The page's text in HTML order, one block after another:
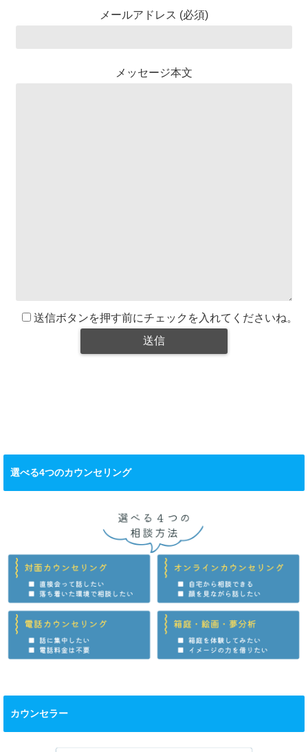
メールアドレス (必須)
メッセージ本文
送信ボタンを押す前にチェックを入れてくださいね。
選べる4つのカウンセリング
カウンセラー